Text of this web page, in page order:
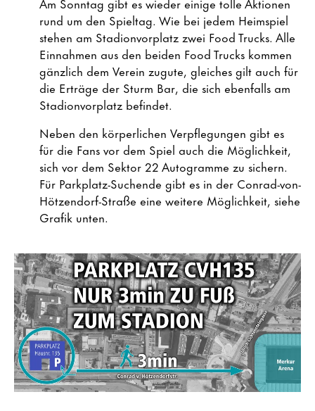
rund um den Spieltag. Wie bei jedem Heimspiel
stehen am Stadionvorplatz zwei Food Trucks. Alle
Einnahmen aus den beiden Food Trucks kommen
gänzlich dem Verein zugute, gleiches gilt auch für
die Erträge der Sturm Bar, die sich ebenfalls am
Stadionvorplatz befindet.
Neben den körperlichen Verpflegungen gibt es
für die Fans vor dem Spiel auch die Möglichkeit,
sich vor dem Sektor 22 Autogramme zu sichern.
Für Parkplatz-Suchende gibt es in der Conrad-von-
Hötzendorf-Straße eine weitere Möglichkeit, siehe
Grafik unten.